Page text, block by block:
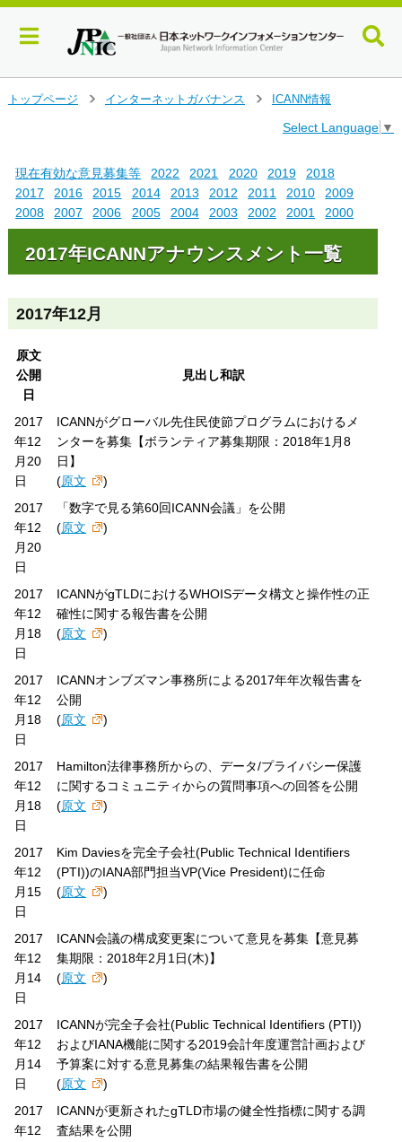
ャ
ン
す
トップページ
インターネットガバナンス
ICANN情報
Select Language ▼
現在有効な意見募集等 2022 2021 2020 2019
2018
2017
2016 2015 2014 2013 2012 2011 2010
2009
2008
2007 2006 2005 2004 2003 2002 2001 2000
2017年ICANNアナウンスメント一覧
2017年12月
原文
公開
日
見出し和訳
2017
年12
月20
日
ICANNがグローバル先住民使節プログラムにおけるメ
ンターを募集【ボランティア募集期限：2018年1月8
日】
(原文
)
2017
年12
月20
日
「数字で見る第60回ICANN会議」を公開
(原文 )
2017
年12
月18
日
ICANNがgTLDにおけるWHOISデータ構文と操作性の正
確性に関する報告書を公開
(原文 )
2017
年12
月18
日
ICANNオンブズマン事務所による2017年年次報告書を
公開
(原文 )
2017
年12
月18
日
Hamilton法律事務所からの、データ/プライバシー保護
に関するコミュニティからの質問事項への回答を公開
(原文 )
2017
年12
月15
日
Kim Daviesを完全子会社(Public Technical Identifiers
(PTI))のIANA部門担当VP(Vice President)に任命
(原文 )
2017
年12
月14
日
ICANN会議の構成変更案について意見を募集【意見募
集期限：2018年2月1日(木)】
(原文 )
2017
年12
月14
日
ICANNが完全子会社(Public Technical Identifiers (PTI))
およびIANA機能に関する2019会計年度運営計画および
予算案に対する意見募集の結果報告書を公開
(原文
)
2017
年12
ICANNが更新されたgTLD市場の健全性指標に関する調
査結果を公開